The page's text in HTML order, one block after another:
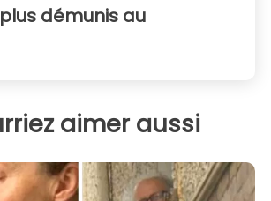
démunis au
aimer aussi